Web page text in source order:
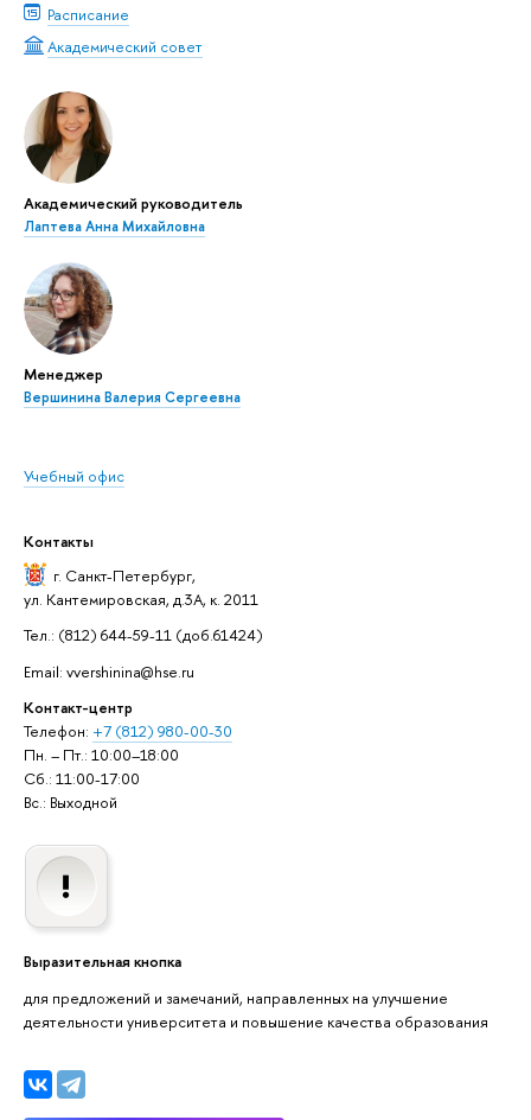
Расписание
Академический совет
Академический руководитель
Лаптева Анна Михайловна
Менеджер
Вершинина Валерия Сергеевна
Учебный офис
Контакты
г. Санкт-Петербург,
ул. Кантемировская, д.3А, к. 2011
Тел.: (812) 644-59-11 (доб.61424)
Email: vvershinina@hse.ru
Контакт-центр
Телефон: +7 (812) 980-00-30
Пн. – Пт.: 10:00–18:00
Сб.: 11:00-17:00
Вс.: Выходной
Выразительная кнопка
для предложений и замечаний, направленных на улучшение
деятельности университета и повышение качества образования